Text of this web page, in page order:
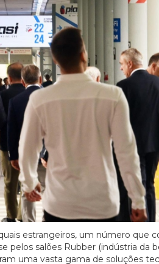
estrangeiros, um número que
pelos salões Rubber (indústria da
uma vasta gama de soluções